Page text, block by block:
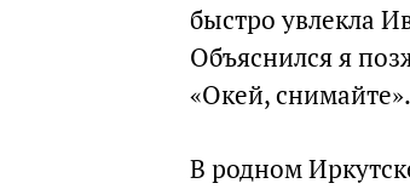
быстро увлекла
Объяснился я
«Окей, снимайте».
В родном